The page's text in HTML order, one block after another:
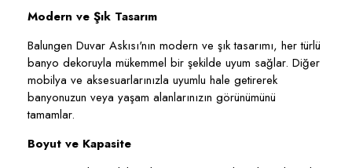
Modern ve Şık Tasarım
Balungen Duvar Askısı'nın modern ve şık tasarımı, her türlü
banyo dekoruyla mükemmel bir şekilde uyum sağlar. Diğer
mobilya ve aksesuarlarınızla uyumlu hale getirerek
banyonuzun veya yaşam alanlarınızın görünümünü
tamamlar.
Boyut ve Kapasite